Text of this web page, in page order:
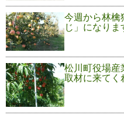
今週から林檎
じ」になりま
松川町役場産
取材に来てく